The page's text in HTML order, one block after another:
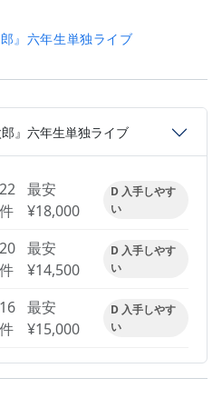
』六年生単独ライブ
』六年生単独ライブ
22
件
最安
¥18,000
D 入手しやす
い
20
件
最安
¥14,500
D 入手しやす
い
16
件
最安
¥15,000
D 入手しやす
い